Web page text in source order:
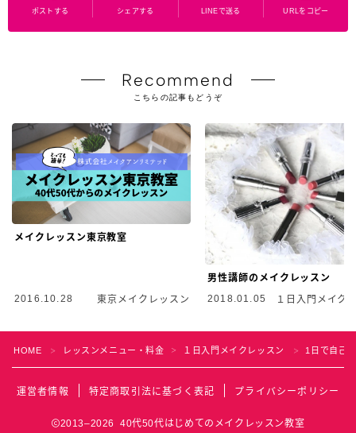
Follow Me
ポストする シェアする LINEで送る URLをコピー
Recommend
こちらの記事もどうぞ
メイクレッスン東京教室
2016.10.28 東京メイクレッスン
男性講師のメイクレッスン
2018.01.05
１日入門メイク
HOME ＞ レッスンメニュー・料金 ＞ １日入門メイクレッスン ＞ 1日で自己
運営者情報 特定商取引法に基づく表記 プライバシーポリシー
2013–2026 40代50代はじめてのメイクレッスン教室